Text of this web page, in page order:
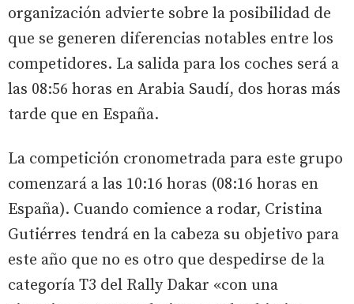
organización advierte sobre la posibilidad de
que se generen diferencias notables entre los
competidores. La salida para los coches será a
las 08:56 horas en Arabia Saudí, dos horas más
tarde que en España.
La competición cronometrada para este grupo
comenzará a las 10:16 horas (08:16 horas en
España). Cuando comience a rodar, Cristina
Gutiérres tendrá en la cabeza su objetivo para
este año que no es otro que despedirse de la
categoría T3 del Rally Dakar «con una